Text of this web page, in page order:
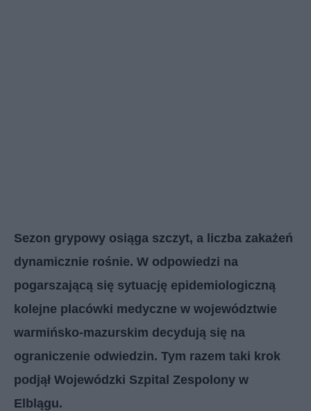
Sezon grypowy osiąga szczyt, a liczba zakażeń
dynamicznie rośnie. W odpowiedzi na
pogarszającą się sytuację epidemiologiczną
kolejne placówki medyczne w województwie
warmińsko-mazurskim decydują się na
ograniczenie odwiedzin. Tym razem taki krok
podjął Wojewódzki Szpital Zespolony w
Elblągu.